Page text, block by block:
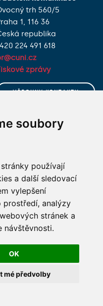
soubory
používají
a další sledovací
vylepšení
prostředí, analýzy
stránek a
návštěvnosti.
OK
mé předvolby
trh 560/5
1, 116 36
republika
224 491 618
zprávy
VŠECHNY KONTAKTY
Mapa webu